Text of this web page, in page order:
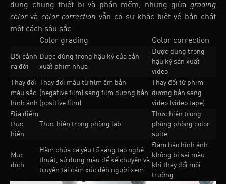
dụng chung thiết bị và phần mềm, nhưng giữa grading
colorvà color correction vẫn có sự khác biệt về bản chất
một cách sâu sắc.
Color grading
Color correction
Bối cảnh
ra đời
Được dùng trong hậu kỳ của sản
xuất phim nhựa
Được dùng trong
hậu kỳ sản xuất
video
Thay đổi
màu sắc
hình ảnh
Thay đổi màu từ film âm bản
(negative film) sang film dương bản
(positive film)
Thay đổi từ phim
dương bản sang
video (video tape)
Địa điểm
thực
hiện
Thực hiện trong phòng lab
Thực hiện trong
phòng phòng color
suite
Mục
đích
Hàm chứa cả yếu tố sáng tạo nghệ
thuật, sử dụng màu để kể chuyện và
truyền tải cảm xúc đến người xem
Đảm bảo hình ảnh
không bị sai màu
khi thay đổi môi
trường